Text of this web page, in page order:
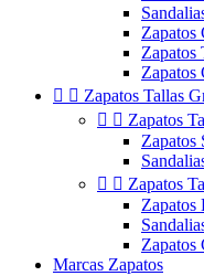
Zapatos
Zapatos
Zapatos
  Zapatos Tallas
  Zapatos
Zapatos
  Zapatos
Zapatos
Zapatos
Marcas Zapatos